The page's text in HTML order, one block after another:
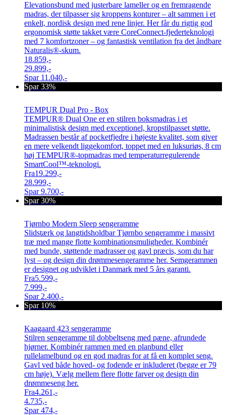
Elevationsbund med justerbare lameller og en fremragende
madras, der tilpasser sig kroppens konturer – alt sammen i et
enkelt, nordisk design med rene linjer. Her får du rigtig god
ergonomisk støtte takket være CoreConnect-fjederteknologi
med 7 komfortzoner – og fantastisk ventilation fra det åndbare
Naturalis®-skum.
18.859,-
29.899,-
Spar 11.040,-
Spar 33%
TEMPUR Dual Pro - Box
TEMPUR® Dual One er en stilren boksmadras i et
minimalistisk design med exceptionel, kropstilpasset støtte.
Madrassen består af pocketfjedre i højeste kvalitet, som giver
en mere velkendt liggekomfort, toppet med en luksuriøs, 8 cm
høj TEMPUR®-topmadras med temperaturregulerende
SmartCool™-teknologi.
Fra19.299,-
28.999,-
Spar9.700,-
Spar 30%
Tjørnbo Modern Sleep sengeramme
Slidstærk og langtidsholdbar Tjørnbo sengeramme i massivt
træ med mange flotte kombinationsmuligheder. Kombinér
med bunde, støttende madrasser og gavl præcis, som du har
lyst – og design din drømmesengeramme her. Semgerammen
er designet og udviklet i Danmark med 5 års garanti.
Fra5.599,-
7.999,-
Spar 2.400,-
Spar 10%
Kaagaard 423 sengeramme
Stilren sengeramme til dobbeltseng med pæne, afrundede
hjørner. Kombinér rammen med en planbund eller
rullelamelbund og en god madras for at få en komplet seng.
Gavl ved både hoved- og fodende er inkluderet (begge er 79
cm høje). Vælg mellem flere flotte farver og design din
drømmeseng her.
Fra4.261,-
4.735,-
Spar474,-